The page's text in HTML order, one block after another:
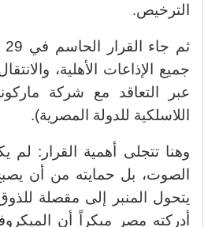
الترخيص.
جميع الإذاعات الأهلية،
عبر التعاقد مع شركة
اللاسلكية للدولة المصرية).
وهنا تتجلى أهمية القرار:
الصوت، بل حمايته من أن
يتحول المنبر إلى مقصلة
أدركته مصر مبكراً أن